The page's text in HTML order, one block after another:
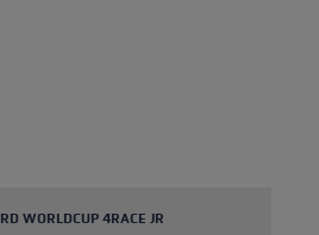
WORLDCUP 4RACE JR